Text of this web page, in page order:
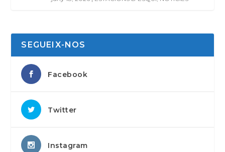
SEGUEIX-NOS
Facebook
Twitter
Instagram